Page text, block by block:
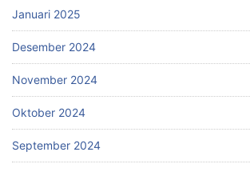
Januari 2025
Desember 2024
November 2024
Oktober 2024
September 2024